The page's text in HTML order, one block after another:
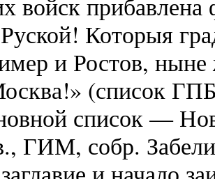
Которыя
и Ростов,
(список
список —
ГИМ, собр.